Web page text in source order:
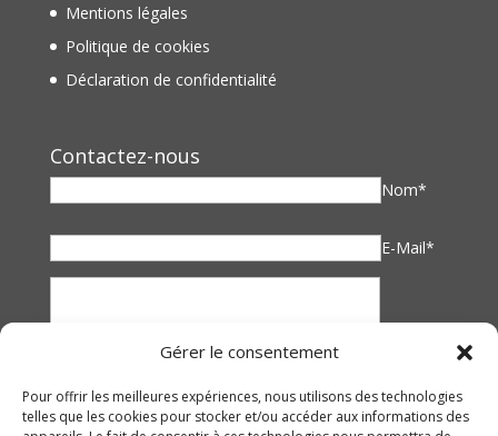
Gérer le consentement
Pour offrir les meilleures expériences, nous utilisons des technologies
telles que les cookies pour stocker et/ou accéder aux informations des
Mentions légales
Politique de cookies
Déclaration de confidentialité
Contactez-nous
Nom*
E-Mail*